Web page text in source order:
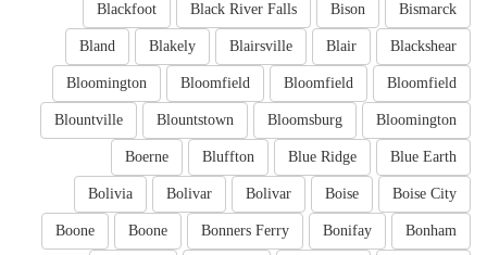
Bismarck
Bison
Black River Falls
Blackfoot
Blackshear
Blair
Blairsville
Blakely
Bland
Bloomfield
Bloomfield
Bloomfield
Bloomington
Bloomington
Bloomsburg
Blountstown
Blountville
Blue Earth
Blue Ridge
Bluffton
Boerne
Boise City
Boise
Bolivar
Bolivar
Bolivia
Bonham
Bonifay
Bonners Ferry
Boone
Boone